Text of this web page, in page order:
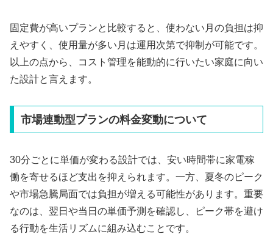
固定費が高いプランと比較すると、使わない月の負担は抑
えやすく、使用量が多い月は運用次第で抑制が可能です。
以上の点から、コスト管理を能動的に行いたい家庭に向い
た設計と言えます。
市場連動型プランの料金変動について
30分ごとに単価が変わる設計では、安い時間帯に家電稼
働を寄せるほど支出を抑えられます。一方、夏冬のピーク
や市場急騰局面では負担が増える可能性があります。重要
なのは、翌日や当日の単価予測を確認し、ピーク帯を避け
る行動を生活リズムに組み込むことです。